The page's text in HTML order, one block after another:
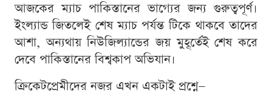
আজকের ম্যাচ পাকিস্তানের ভাগ্যের জন্য গুরুত্বপূর্ণ।
ইংল্যান্ড জিতলেই শেষ ম্যাচ পর্যন্ত টিকে থাকবে তাদের
আশা, অন্যথায় নিউজিল্যান্ডের জয় মুহূর্তেই শেষ করে
দেবে পাকিস্তানের বিশ্বকাপ অভিযান।
ক্রিকেটপ্রেমীদের নজর এখন একটাই প্রশ্নে—